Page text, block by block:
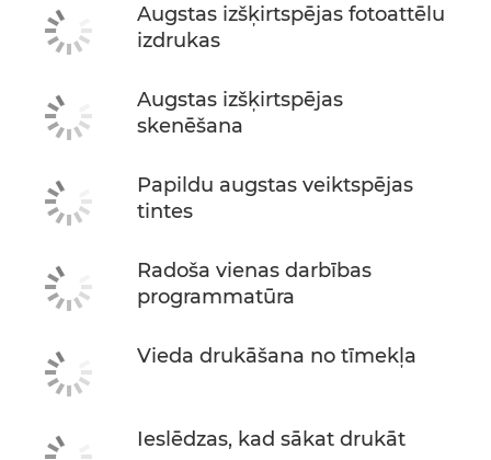
Augstas izšķirtspējas fotoattēlu
izdrukas
Augstas izšķirtspējas
skenēšana
Papildu augstas veiktspējas
tintes
Radoša vienas darbības
programmatūra
Vieda drukāšana no tīmekļa
Ieslēdzas, kad sākat drukāt